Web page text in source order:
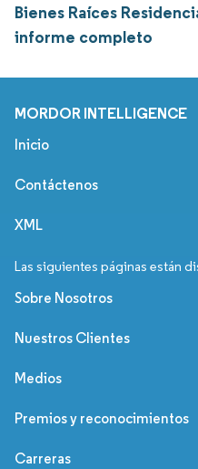
Bienes Raíces
informe completo
MORDOR INTELLIGENCE
Inicio
Contáctenos
XML
Las siguientes páginas están
Sobre Nosotros
Nuestros Clientes
Medios
Premios y reconocimientos
Carreras